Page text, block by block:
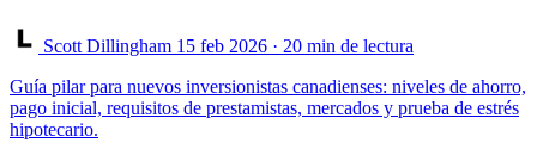
Scott Dillingham 15 feb 2026 · 20 min de lectura
Guía pilar para nuevos inversionistas canadienses: niveles de ahorro,
pago inicial, requisitos de prestamistas, mercados y prueba de estrés
hipotecario.